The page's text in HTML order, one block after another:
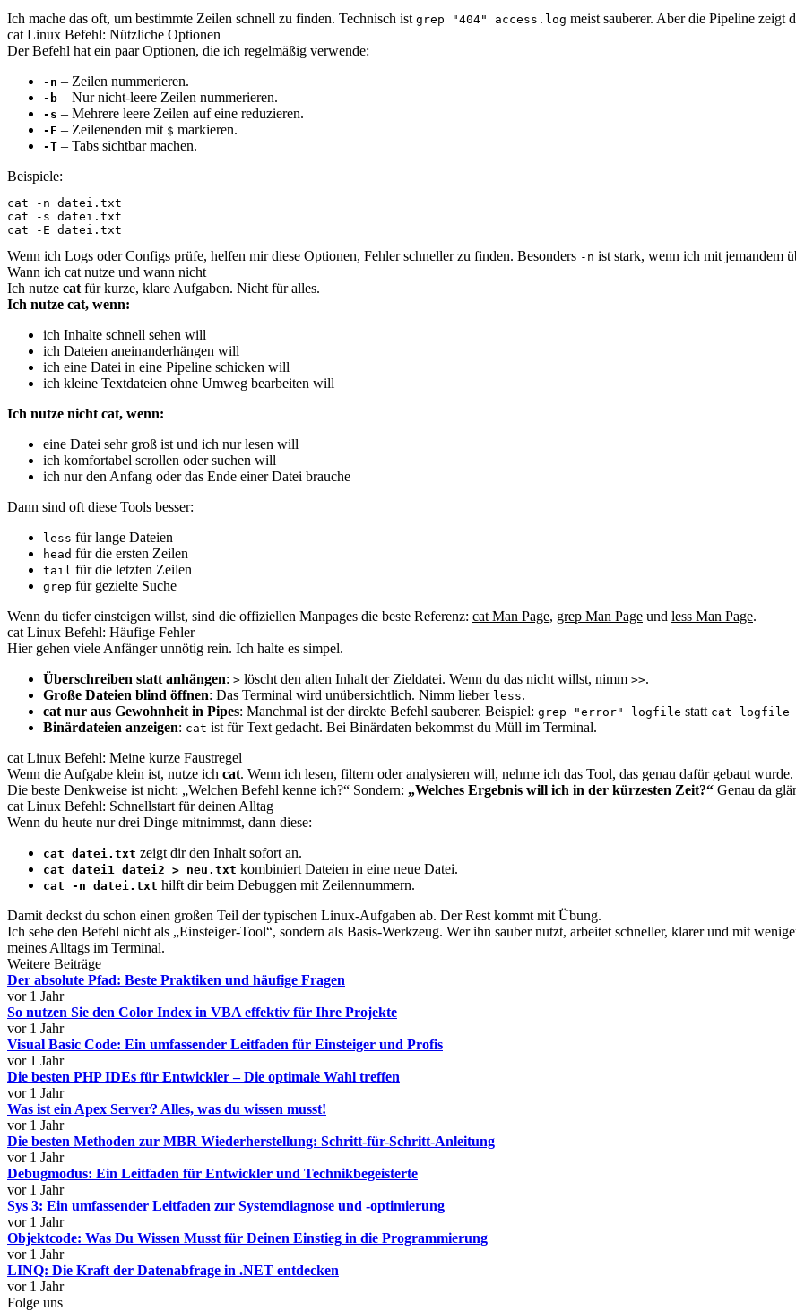
Ich mache das oft, um bestimmte Zeilen schnell zu finden. Technisch ist grep "404" access.log meist sauberer. Aber die Pipeline zeigt
cat Linux Befehl: Nützliche Optionen
Der Befehl hat ein paar Optionen, die ich regelmäßig verwende:
-n – Zeilen nummerieren.
-b – Nur nicht-leere Zeilen nummerieren.
-s – Mehrere leere Zeilen auf eine reduzieren.
-E – Zeilenenden mit $ markieren.
-T – Tabs sichtbar machen.
Beispiele:
cat -n datei.txt
cat -s datei.txt
cat -E datei.txt
Wenn ich Logs oder Configs prüfe, helfen mir diese Optionen, Fehler schneller zu finden. Besonders -n ist stark, wenn ich mit jemandem
Wann ich cat nutze und wann nicht
Ich nutze cat für kurze, klare Aufgaben. Nicht für alles.
Ich nutze cat, wenn:
ich Inhalte schnell sehen will
ich Dateien aneinanderhängen will
ich eine Datei in eine Pipeline schicken will
ich kleine Textdateien ohne Umweg bearbeiten will
Ich nutze nicht cat, wenn:
eine Datei sehr groß ist und ich nur lesen will
ich komfortabel scrollen oder suchen will
ich nur den Anfang oder das Ende einer Datei brauche
Dann sind oft diese Tools besser:
less für lange Dateien
head für die ersten Zeilen
tail für die letzten Zeilen
grep für gezielte Suche
Wenn du tiefer einsteigen willst, sind die offiziellen Manpages die beste Referenz: cat Man Page, grep Man Page und less Man Page.
cat Linux Befehl: Häufige Fehler
Hier gehen viele Anfänger unnötig rein. Ich halte es simpel.
Überschreiben statt anhängen: > löscht den alten Inhalt der Zieldatei. Wenn du das nicht willst, nimm >>.
Große Dateien blind öffnen: Das Terminal wird unübersichtlich. Nimm lieber less.
cat nur aus Gewohnheit in Pipes: Manchmal ist der direkte Befehl sauberer. Beispiel: grep "error" logfile statt cat logfile
Binärdateien anzeigen: cat ist für Text gedacht. Bei Binärdaten bekommst du Müll im Terminal.
cat Linux Befehl: Meine kurze Faustregel
Wenn die Aufgabe klein ist, nutze ich cat. Wenn ich lesen, filtern oder analysieren will, nehme ich das Tool, das genau dafür gebaut
Die beste Denkweise ist nicht: „Welchen Befehl kenne ich?“ Sondern: „Welches Ergebnis will ich in der kürzesten Zeit?“ Genau da
cat Linux Befehl: Schnellstart für deinen Alltag
Wenn du heute nur drei Dinge mitnimmst, dann diese:
cat datei.txt zeigt dir den Inhalt sofort an.
cat datei1 datei2 > neu.txt kombiniert Dateien in eine neue Datei.
cat -n datei.txt hilft dir beim Debuggen mit Zeilennummern.
Damit deckst du schon einen großen Teil der typischen Linux-Aufgaben ab. Der Rest kommt mit Übung.
Ich sehe den Befehl nicht als „Einsteiger-Tool“, sondern als Basis-Werkzeug. Wer ihn sauber nutzt, arbeitet schneller, klarer und mit
meines Alltags im Terminal.
Weitere Beiträge
Der absolute Pfad: Beste Praktiken und häufige Fragen
vor 1 Jahr
So nutzen Sie den Color Index in VBA effektiv für Ihre Projekte
vor 1 Jahr
Visual Basic Code: Ein umfassender Leitfaden für Einsteiger und Profis
vor 1 Jahr
Die besten PHP IDEs für Entwickler – Die optimale Wahl treffen
vor 1 Jahr
Was ist ein Apex Server? Alles, was du wissen musst!
vor 1 Jahr
Die besten Methoden zur MBR Wiederherstellung: Schritt-für-Schritt-Anleitung
vor 1 Jahr
Debugmodus: Ein Leitfaden für Entwickler und Technikbegeisterte
vor 1 Jahr
Sys 3: Ein umfassender Leitfaden zur Systemdiagnose und -optimierung
vor 1 Jahr
Objektcode: Was Du Wissen Musst für Deinen Einstieg in die Programmierung
vor 1 Jahr
LINQ: Die Kraft der Datenabfrage in .NET entdecken
vor 1 Jahr
Folge uns